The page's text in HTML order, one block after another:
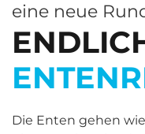
eine neue
Die Enten gehen